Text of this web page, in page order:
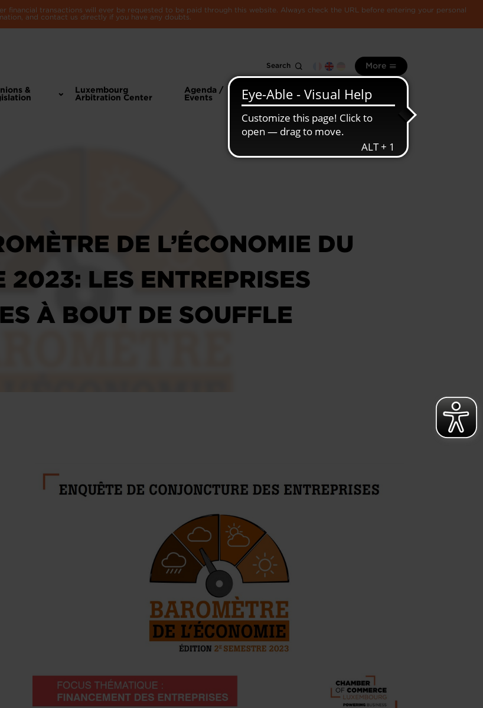
financial transactions will ever be requested to be paid through this website. Always check the URL before entering your personal
and contact us directly if you have any doubts.
Search More
&
Luxembourg
Arbitration Center
Agenda /
Events
information
Luxembourg
economy
DE L’ÉCONOMIE DU
2023: LES ENTREPRISES
À BOUT DE SOUFFLE